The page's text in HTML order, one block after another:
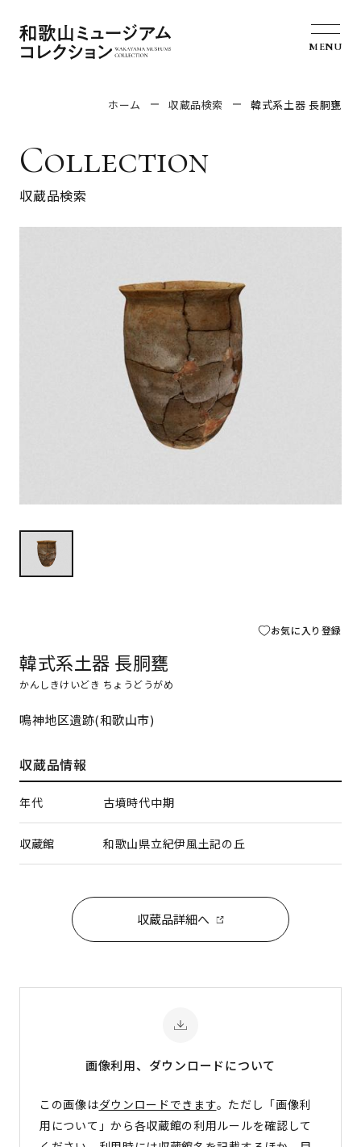
MENU
ホーム 収蔵品検索 韓式系土器 長胴甕
Collection
収蔵品検索
お気に入り登録
韓式系土器 長胴甕
かんしきけいどき ちょうどうがめ
鳴神地区遺跡(和歌山市)
収蔵品情報
年代 古墳時代中期
収蔵館 和歌山県立紀伊風土記の丘
収蔵品詳細へ
画像利用、ダウンロードについて
この画像はダウンロードできます。ただし「画像利
用について」から各収蔵館の利用ルールを確認して